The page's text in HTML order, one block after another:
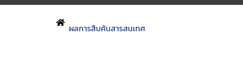
ผลการสืบค้นสารสนเทศ